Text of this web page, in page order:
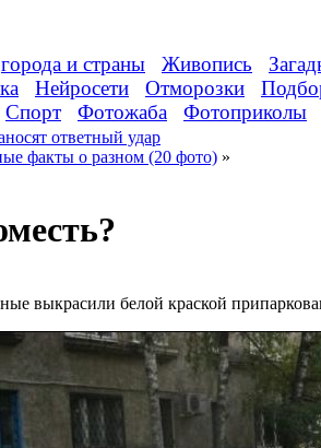
города и страны Живопись
Нейросети Отморозки
Спорт Фотожаба Фотоприколы
ответный удар
факты о разном (20 фото) »
выкрасили белой краской